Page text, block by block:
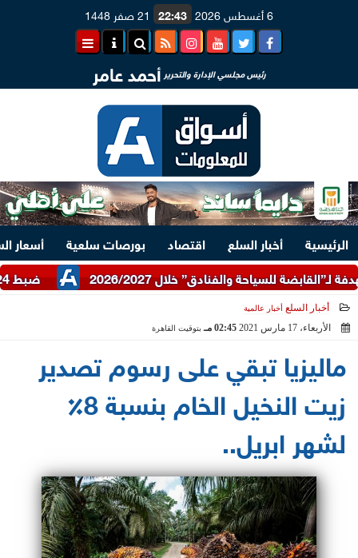
6 أغسطس 2026 22:43 21 صفر 1448
رئيس مجلسي الإدارة والتحرير أحمد عامر
الرئيسية أخبار السلع اقتصاد بورصات سلعية
أسعار
ضبط 24 طن دقيق أبيض وبلدي مدعم عبر شرطة التموين
أخبار السلع أخبار عالمية
الأربعاء، 17 مارس 2021 02:45 مـ بتوقيت القاهرة
ماليزيا تبقي على رسوم تصدير
زيت النخيل الخام بنسبة 8٪
لشهر ابريل..